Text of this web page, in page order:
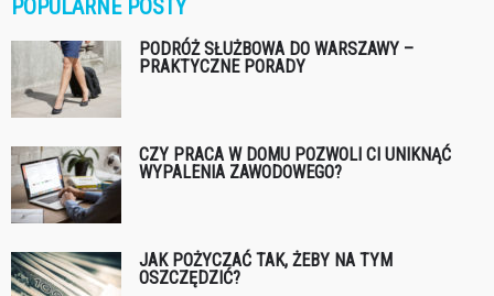
POPULARNE POSTY
PODRÓŻ SŁUŻBOWA DO WARSZAWY –
PRAKTYCZNE PORADY
CZY PRACA W DOMU POZWOLI CI UNIKNĄĆ
WYPALENIA ZAWODOWEGO?
JAK POŻYCZAĆ TAK, ŻEBY NA TYM
OSZCZĘDZIĆ?